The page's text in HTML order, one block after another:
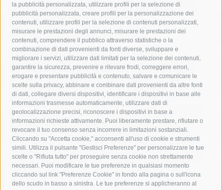
la pubblicità personalizzata, utilizzare profili per la selezione di
pubblicità personalizzata, creare profili per la personalizzazione dei
contenuti, utilizzare profili per la selezione di contenuti personalizzati,
misurare le prestazioni degli annunci, misurare le prestazioni dei
contenuti, comprendere il pubblico attraverso statistiche o la
combinazione di dati provenienti da fonti diverse, sviluppare e
migliorare i servizi, utilizzare dati limitati per la selezione dei contenuti,
garantire la sicurezza, prevenire e rilevare frodi, correggere errori,
erogare e presentare pubblicità e contenuto, salvare e comunicare le
scelte sulla privacy, abbinare e combinare dati provenienti da altre fonti
di dati, collegare diversi dispositivi, identificare i dispositivi in base alle
informazioni trasmesse automaticamente, utilizzare dati di
geolocalizzazione precisi, riconoscere i dispositivi in base a
informazioni richieste attivamente. Puoi liberamente prestare, rifiutare o
revocare il tuo consenso senza incorrere in limitazioni sostanziali.
Cliccando su "Accetta cookie," acconsenti all'uso di cookie e strumenti
simili. Utilizza il pulsante "Gestisci Preferenze" per personalizzare le tue
scelte o "Rifiuta tutto" per proseguire senza cookie non strettamente
necessari. Puoi modificare le tue preferenze in qualsiasi momento
cliccando sul link "Preferenze Cookie" in fondo alla pagina o sull'icona
dello scudo in basso a sinistra. Le tue preferenze si applicheranno al
Asl Napoli 3 sud
capitaneria di porto capri
carabinieri
castellammare di stabia
circumvesuviana
comune di sorrento
concerto
contagi
costiera amalfitana
covid-19 eav
elezioni
fondazione sorrento
gori guardia costiera
incidente
lavori
lorenzo balducelli mare
massa lubrense
massimo coppola
Meta napoli
ordinanza
penisola sorrentina
piano di sorrento
polizia municipale
protezione civile
Regione Campania
sant'agnello
sindaco cuomo
sorrento studenti temporali
treni
turismo
Vico Equense villa fiorentino vincenzo de luca